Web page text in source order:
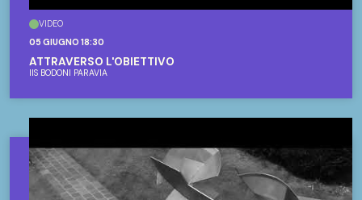
VIDEO
05 GIUGNO 18:30
ATTRAVERSO L'OBIETTIVO
IIS BODONI PARAVIA